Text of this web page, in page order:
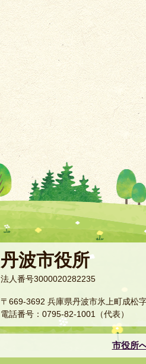
丹波市役所
法人番号3000020282235
〒669-3692 兵庫県丹波市氷上町成松
電話番号：0795-82-1001（代表）
市役所